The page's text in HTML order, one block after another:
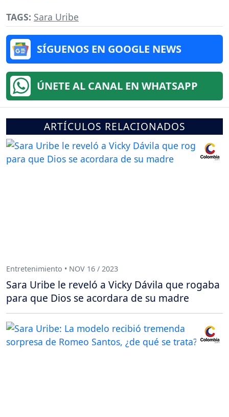
TAGS: Sara Uribe
SÍGUENOS EN GOOGLE NEWS
ÚNETE AL CANAL EN WHATSAPP
ARTÍCULOS RELACIONADOS
Entretenimiento • NOV 16 / 2023
Sara Uribe le reveló a Vicky Dávila que rogaba
para que Dios se acordara de su madre